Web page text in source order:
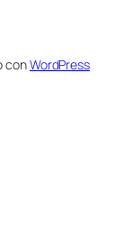
conWordPress